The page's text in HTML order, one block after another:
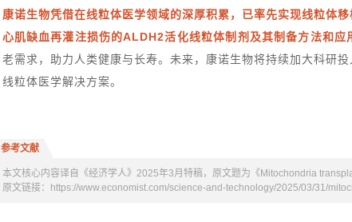
康诺生物凭借在线粒体医学领域的深厚积累，已率先实现线粒体
心肌缺血再灌注损伤的ALDH2活化线粒体制剂及其制备方法和应
老需求，助力人类健康与长寿。未来，康诺生物将持续加大科研
线粒体医学解决方案。
参考文献
本文核心内容译自《经济学人》2025年3月特稿，原文题为《Mitochondria
原文链接：https://www.economist.com/science-and-technology/2025/03/31/